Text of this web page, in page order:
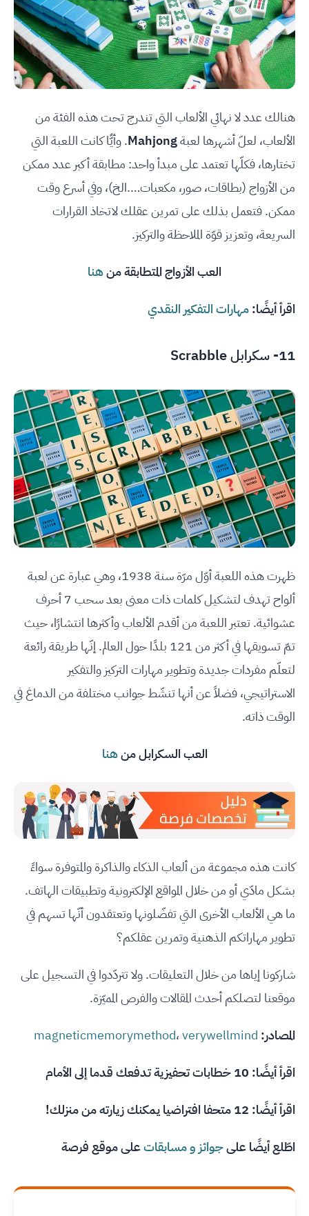
هنالك عدد لا نهائي الألعاب التي تندرج تحت هذه الفئة من
الألعاب، لعلّ أشهرها لعبةMahjong. وأيًّا كانت اللعبة التي
تختارها، فكلّها تعتمد على مبدأ واحد: مطابقة أكبر عدد ممكن
من الأزواج (بطاقات، صور، مكعبات….الخ)، وفي أسرع وقت
ممكن. فتعمل بذلك على تمرين عقلك لاتخاذ القرارات
السريعة، وتعزيز قوّة الملاحظة والتركيز.
العب الأزواج المتطابقة منهنا
اقرأ أيضًا:مهارات التفكير النقدي
11- سكرابل Scrabble
ظهرت هذه اللعبة أوّل مرّة سنة 1938، وهي عبارة عن لعبة
ألواح تهدف لتشكيل كلمات ذات معنى بعد سحب 7 أحرف
عشوائية. تعتبر اللعبة من أقدم الألعاب وأكثرها انتشارًا، حيث
تمّ تسويقها في أكثر من 121 بلدًا حول العالم. إنّها طريقة رائعة
لتعلّم مفردات جديدة وتطوير مهارات التركيز والتفكير
الاستراتيجي، فضلاً عن أنها تنشّط جوانب مختلفة من الدماغ في
الوقت ذاته.
العب السكرابل منهنا
كانت هذه مجموعة من ألعاب الذكاء والذاكرة والمتوفرة سواءً
بشكل مادّي أو من خلال المواقع الإلكترونية وتطبيقات الهاتف.
ما هي الألعاب الأخرى التي تفضّلونها وتعتقدون أنّها تسهم في
تطوير مهاراتكم الذهنية وتمرين عقلكم؟
شاركونا إياها من خلال التعليقات. ولا تتردّدوا في التسجيل على
موقعنا لتصلكم أحدث المقالات والفرص المميّزة.
المصادر:
magneticmemorymethod،verywellmind
اقرأ أيضًا: 10 خطابات تحفيزية تدفعك قدما إلى الأمام
اقرأ أيضًا: 12 متحفا افتراضيا يمكنك زيارته من منزلك!
اطّلع أيضًا علىجوائز و مسابقاتعلى موقع فرصة